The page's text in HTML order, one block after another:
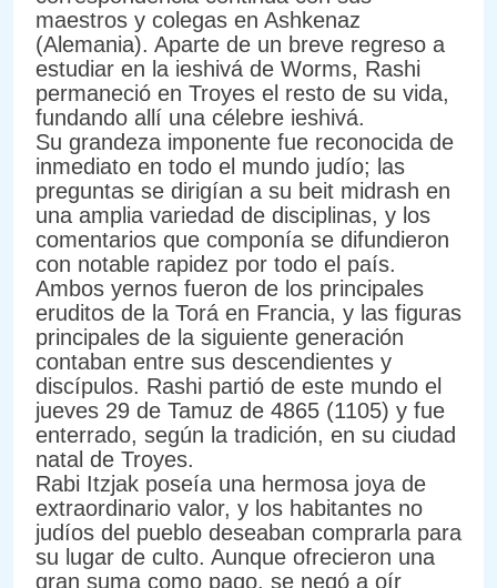
maestros y colegas en Ashkenaz
(Alemania). Aparte de un breve regreso a
estudiar en la ieshivá de Worms, Rashi
permaneció en Troyes el resto de su vida,
fundando allí una célebre ieshivá.
Su grandeza imponente fue reconocida de
inmediato en todo el mundo judío; las
preguntas se dirigían a su beit midrash en
una amplia variedad de disciplinas, y los
comentarios que componía se difundieron
con notable rapidez por todo el país.
Ambos yernos fueron de los principales
eruditos de la Torá en Francia, y las figuras
principales de la siguiente generación
contaban entre sus descendientes y
discípulos. Rashi partió de este mundo el
jueves 29 de Tamuz de 4865 (1105) y fue
enterrado, según la tradición, en su ciudad
natal de Troyes.
Rabi Itzjak poseía una hermosa joya de
extraordinario valor, y los habitantes no
judíos del pueblo deseaban comprarla para
su lugar de culto. Aunque ofrecieron una
gran suma como pago, se negó a oír